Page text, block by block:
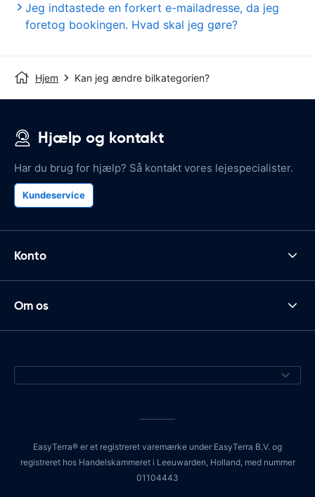
Jeg indtastede en forkert e-mailadresse, da jeg
foretog bookingen. Hvad skal jeg gøre?
Hjem Kan jeg ændre bilkategorien?
Hjælp og kontakt
Har du brug for hjælp? Så kontakt vores lejespecialister.
Kundeservice
Konto
Om os
EasyTerra® er et registreret varemærke under EasyTerra B.V. og
registreret hos Handelskammeret i Leeuwarden, Holland, med nummer
01104443